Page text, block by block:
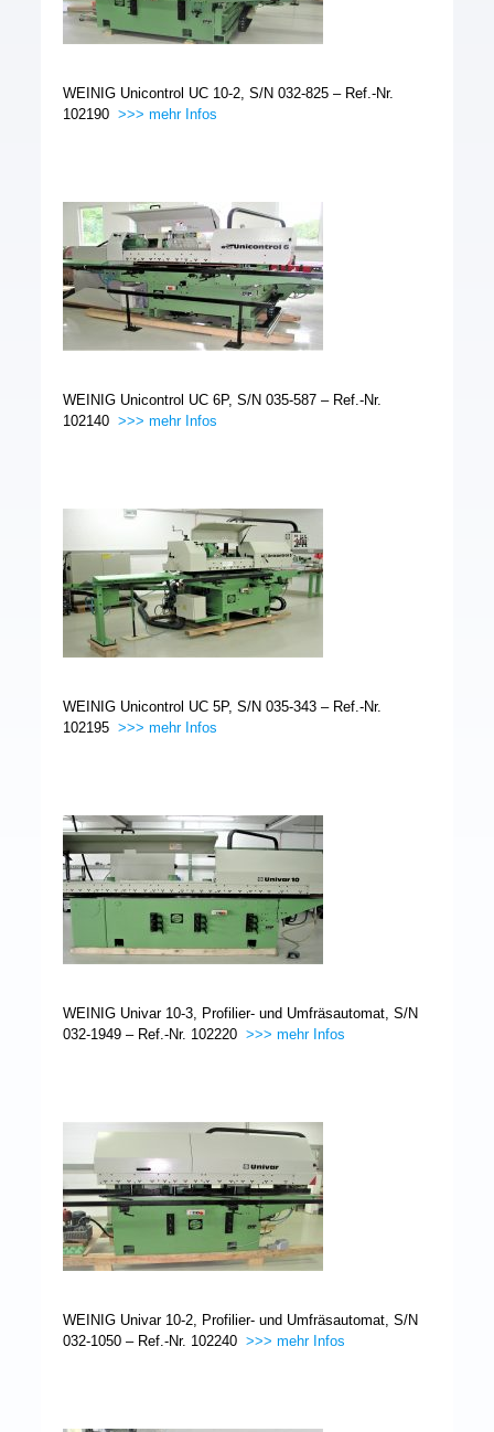
WEINIG Unicontrol UC 10-2, S/N 032-825 – Ref.-Nr.
102190 >>> mehr Infos
WEINIG Unicontrol UC 6P, S/N 035-587 – Ref.-Nr.
102140 >>> mehr Infos
WEINIG Unicontrol UC 5P, S/N 035-343 – Ref.-Nr.
102195 >>> mehr Infos
WEINIG Univar 10-3, Profilier- und Umfräsautomat, S/N
032-1949 – Ref.-Nr. 102220 >>> mehr Infos
WEINIG Univar 10-2, Profilier- und Umfräsautomat, S/N
032-1050 – Ref.-Nr. 102240 >>> mehr Infos